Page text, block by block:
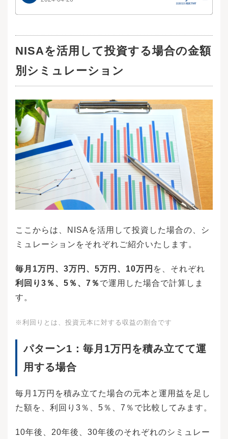
みたて投資枠を使って投資を始めてみたもの
の、一部だけでも売却できないものかと考える
商品を売却する」ことで投資した資金を受け取
ることもできます。回数制限もないため、何回
却時に「信託財産留保額」が必要です。信託財
産留保額とは投資信託の解約をする際に、投資
家が支払う費用のことで、いわゆる手数料とは
異なります。つみたて投資枠に含まれる投資信
託では、信託財産留保額は0.3〜0.5％程度です。
例えば「iDeCo」は、老後に備えるための制度で
あるという性質から、中途解約は原則として60
歳までできません。NISAのほうが自由度は高い
といえるかもしれません。投資商品の売却は、
インターネットの画面上で簡単にできます。た
だインターネットでの操作や手続きに慣れてい
ない人は不安に感じるかもしれません。ここか
します。NISAの制度を利用して投資をしている
人は、利用する金融機関や証券会社のWebサイ
トに、自分の投資内容などがわかる専用のペー
を表示するには、金融域間または証券会社から
届くログインIDやパスワードが必要です。マイ
ページにあるNISA口座を開くと、保有している
運用商品が表示されます。ここでは運用商品の
を指定します。この「どれくらい」の指定方法
て、金額と口数どちらも指定できたり、口数だ
けしか指定できなかったりとさまざまです。売
却する運用商品と口数または金額を指定した
ら、売却内容をもう一度確認して承認し、売却
る際に取引用パスワードの入力を求められます
ードとは異なります。スムーズに完了できるよ
資金は確定すると、あらかじめ決められた口座
NISAを活用して投資する場合の金額
別シミュレーション
ここからは、NISAを活用して投資した場合の、シ
ミュレーションをそれぞれご紹介いたします。
毎月1万円、3万円、5万円、10万円 を、それぞれ
利回り3％、5％、7％ で運用した場合で計算しま
す。
※利回りとは、投資元本に対する収益の割合です
パターン1： 毎月1万円を積み立てて運
用する場合
毎月1万円を積み立てた場合の元本と運用益を足し
た額を、利回り3％、5％、7％で比較してみます。
10年後、20年後、30年後のそれぞれのシミュレー